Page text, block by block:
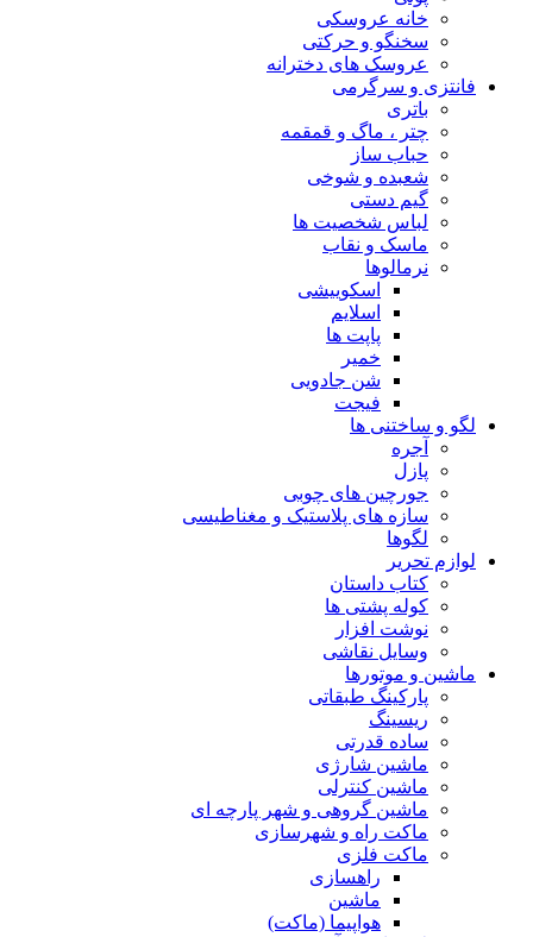
خانه عروسکی
سخنگو و حرکتی
عروسک های دخترانه
فانتزی و سرگرمی
باتری
چتر ، ماگ و قمقمه
حباب ساز
شعبده و شوخی
گیم دستی
لباس شخصیت ها
ماسک و نقاب
نرمالوها
اسکوییشی
اسلایم
پاپت ها
خمیر
شن جادویی
فیجت
لگو و ساختنی ها
آجره
پازل
جورچین های چوبی
سازه های پلاستیک و مغناطیسی
لگوها
لوازم تحریر
کتاب داستان
کوله پشتی ها
نوشت افزار
وسایل نقاشی
ماشین و موتورها
پارکینگ طبقاتی
ریسینگ
ساده قدرتی
ماشین شارژی
ماشین کنترلی
ماشین گروهی و شهر پارچه ای
ماکت راه و شهرسازی
ماکت فلزی
راهسازی
ماشین
هواپیما (ماکت)